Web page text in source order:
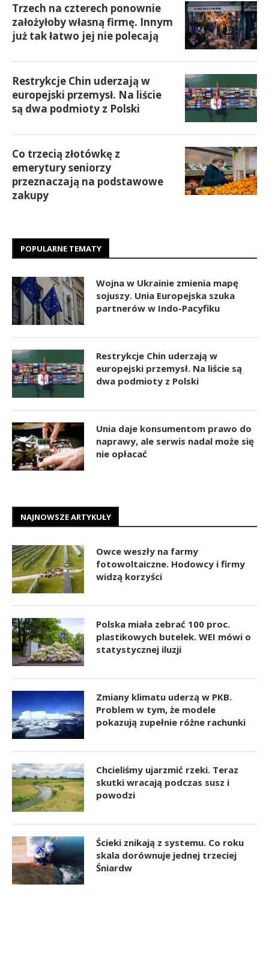
Trzech na czterech ponownie
założyłoby własną firmę. Innym
już tak łatwo jej nie polecają
Restrykcje Chin uderzają w
europejski przemysł. Na liście
są dwa podmioty z Polski
Co trzecią złotówkę z
emerytury seniorzy
przeznaczają na podstawowe
zakupy
POPULARNE TEMATY
Wojna w Ukrainie zmienia mapę
sojuszy. Unia Europejska szuka
partnerów w Indo-Pacyfiku
Restrykcje Chin uderzają w
europejski przemysł. Na liście są
dwa podmioty z Polski
Unia daje konsumentom prawo do
naprawy, ale serwis nadal może się
nie opłacać
NAJNOWSZE ARTYKUŁY
Owce weszły na farmy
fotowoltaiczne. Hodowcy i firmy
widzą korzyści
Polska miała zebrać 100 proc.
plastikowych butelek. WEI mówi o
statystycznej iluzji
Zmiany klimatu uderzą w PKB.
Problem w tym, że modele
pokazują zupełnie różne rachunki
Chcieliśmy ujarzmić rzeki. Teraz
skutki wracają podczas susz i
powodzi
Ścieki znikają z systemu. Co roku
skala dorównuje jednej trzeciej
Śniardw